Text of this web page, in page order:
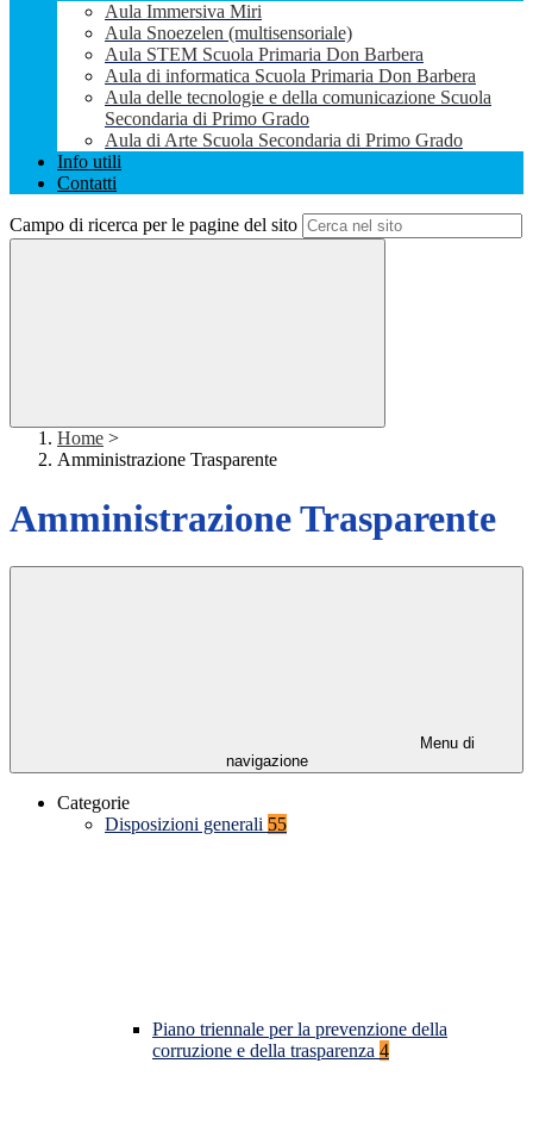
Aula Immersiva Miri
Aula Snoezelen (multisensoriale)
Aula STEM Scuola Primaria Don Barbera
Aula di informatica Scuola Primaria Don Barbera
Aula delle tecnologie e della comunicazione Scuola
Secondaria di Primo Grado
Aula di Arte Scuola Secondaria di Primo Grado
Info utili
Contatti
Campo di ricerca per le pagine del sito
Home >
Amministrazione Trasparente
Amministrazione Trasparente
Menu di
navigazione
Categorie
Disposizioni generali 55
Piano triennale per la prevenzione della
corruzione e della trasparenza 4